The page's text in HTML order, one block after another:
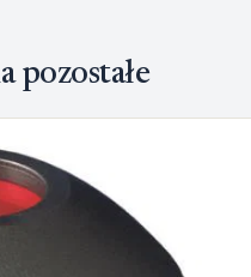
pozostałe